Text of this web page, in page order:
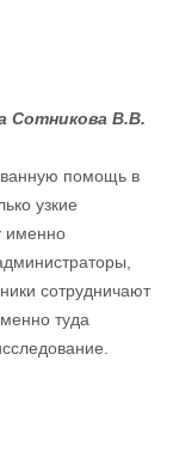
Сотникова В.В.
помощь в
узкие
именно
сотрудничают
туда